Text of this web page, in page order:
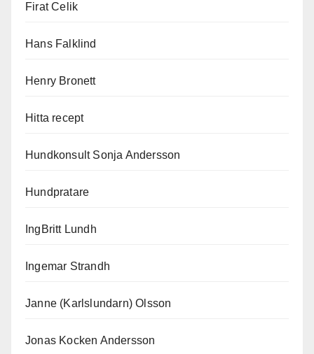
Firat Celik
Hans Falklind
Henry Bronett
Hitta recept
Hundkonsult Sonja Andersson
Hundpratare
IngBritt Lundh
Ingemar Strandh
Janne (Karlslundarn) Olsson
Jonas Kocken Andersson